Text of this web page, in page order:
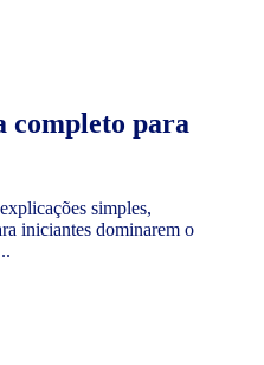
completo para
simples,
iniciantes dominarem o